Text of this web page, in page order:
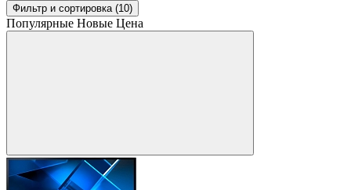
Фильтр и сортировка (10)
Популярные Новые Цена